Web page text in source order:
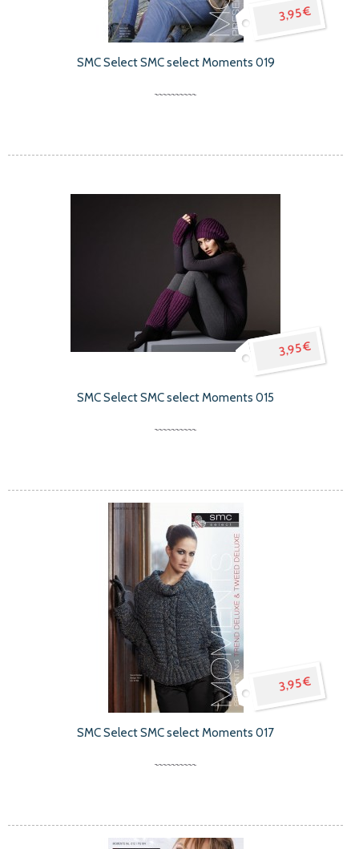
3,95 €
SMC Select SMC select Moments 019
3,95 €
SMC Select SMC select Moments 015
3,95 €
SMC Select SMC select Moments 017